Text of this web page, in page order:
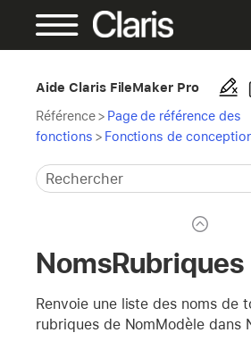
Aide Claris FileMaker Pro
Référence> Page de référence des
fonctions > Fonctions de
NomsRubriques
Renvoie une liste des noms de
rubriques de NomModèle dans